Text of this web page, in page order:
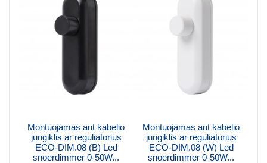
Montuojamas ant kabelio
jungiklis ar reguliatorius
ECO-DIM.08 (B) Led
snoerdimmer 0-50W...
Montuojamas ant kabelio
jungiklis ar reguliatorius
ECO-DIM.08 (W) Led
snoerdimmer 0-50W...